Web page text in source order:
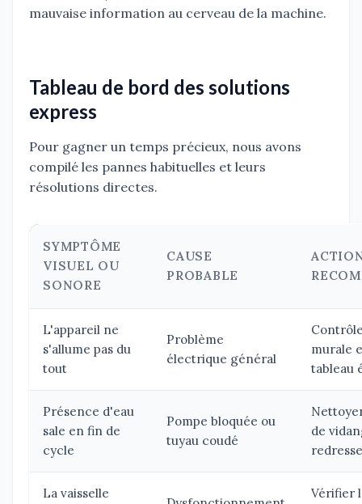
mauvaise information au cerveau de la machine.
Tableau de bord des solutions
express
Pour gagner un temps précieux, nous avons
compilé les pannes habituelles et leurs
résolutions directes.
SYMPTÔME
VISUEL OU
SONORE
CAUSE
PROBABLE
L'appareil ne
s'allume pas du
tout
Problème
électrique général
murale
tableau
Présence d'eau
sale en fin de
cycle
Pompe bloquée ou
tuyau coudé
de
La vaisselle Vérifier